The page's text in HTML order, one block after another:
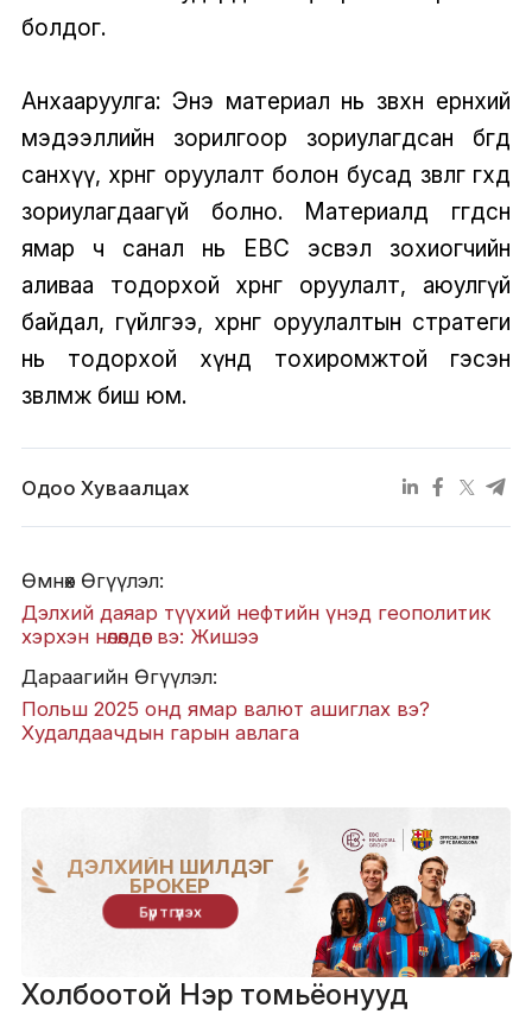
болдог.
Анхааруулга: Энэ материал нь зөвхөн ерөнхий
мэдээллийн зорилгоор зориулагдсан бөгөөд
санхүү, хөрөнгө оруулалт болон бусад зөвлөгөө өгөхөд
зориулагдаагүй болно. Материалд өгөгдсөн
ямар ч санал нь EBC эсвэл зохиогчийн
аливаа тодорхой хөрөнгө оруулалт, аюулгүй
байдал, гүйлгээ, хөрөнгө оруулалтын стратеги
нь тодорхой хүнд тохиромжтой гэсэн
зөвлөмж биш юм.
Одоо Хуваалцах
Өмнөх Өгүүлэл:
Дэлхий даяар түүхий нефтийн үнэд геополитик
хэрхэн нөлөөлдөг вэ: Жишээ
Дараагийн Өгүүлэл:
Польш 2025 онд ямар валют ашиглах вэ?
Худалдаачдын гарын авлага
ДЭЛХИЙН ШИЛДЭГ
БРОКЕР
Бүртгүүлэх
Холбоотой Нэр томьёонууд